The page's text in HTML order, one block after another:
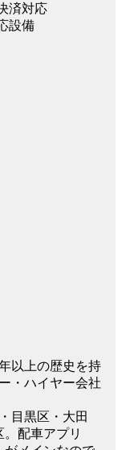
済対応
設備
以上の歴史を持
・ハイヤー会社
目黒区・大田
。配車アプリ